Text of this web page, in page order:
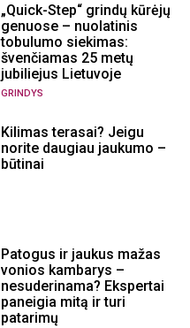
„Quick-Step“ grindų kūrėjų
genuose – nuolatinis
tobulumo siekimas:
švenčiamas 25 metų
jubiliejus Lietuvoje
GRINDYS
Kilimas terasai? Jeigu
norite daugiau jaukumo –
būtinai
Patogus ir jaukus mažas
vonios kambarys –
nesuderinama? Ekspertai
paneigia mitą ir turi
patarimų